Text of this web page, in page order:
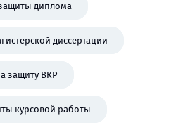
диплома
диссертации
защиту ВКР
курсовой работы